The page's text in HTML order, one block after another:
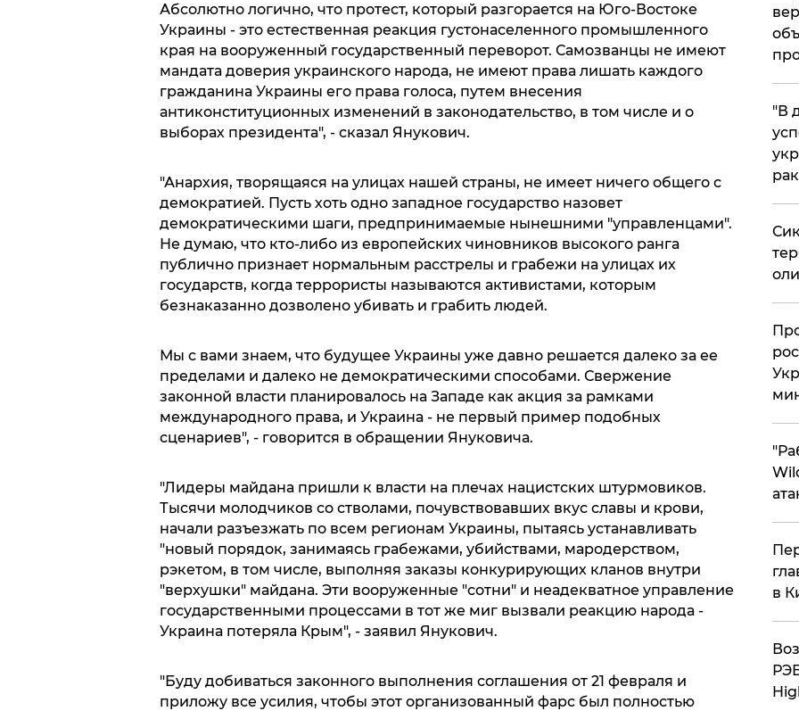
Абсолютно логично, что протест, который разгорается на Юго-Востоке
Украины - это естественная реакция густонаселенного промышленного
края на вооруженный государственный переворот. Самозванцы не имеют
мандата доверия украинского народа, не имеют права лишать каждого
гражданина Украины его права голоса, путем внесения
антиконституционных изменений в законодательство, в том числе и о
выборах президента", - сказал Янукович.
"Анархия, творящаяся на улицах нашей страны, не имеет ничего общего с
демократией. Пусть хоть одно западное государство назовет
демократическими шаги, предпринимаемые нынешними "управленцами".
Не думаю, что кто-либо из европейских чиновников высокого ранга
публично признает нормальным расстрелы и грабежи на улицах их
государств, когда террористы называются активистами, которым
безнаказанно дозволено убивать и грабить людей.
Мы с вами знаем, что будущее Украины уже давно решается далеко за ее
пределами и далеко не демократическими способами. Свержение
законной власти планировалось на Западе как акция за рамками
международного права, и Украина - не первый пример подобных
сценариев", - говорится в обращении Януковича.
"Лидеры майдана пришли к власти на плечах нацистских штурмовиков.
Тысячи молодчиков со стволами, почувствовавших вкус славы и крови,
начали разъезжать по всем регионам Украины, пытаясь устанавливать
"новый порядок, занимаясь грабежами, убийствами, мародерством,
рэкетом, в том числе, выполняя заказы конкурирующих кланов внутри
"верхушки" майдана. Эти вооруженные "сотни" и неадекватное управление
государственными процессами в тот же миг вызвали реакцию народа -
Украина потеряла Крым", - заявил Янукович.
"Буду добиваться законного выполнения соглашения от 21 февраля и
приложу все усилия, чтобы этот организованный фарс был полностью
​"В
в